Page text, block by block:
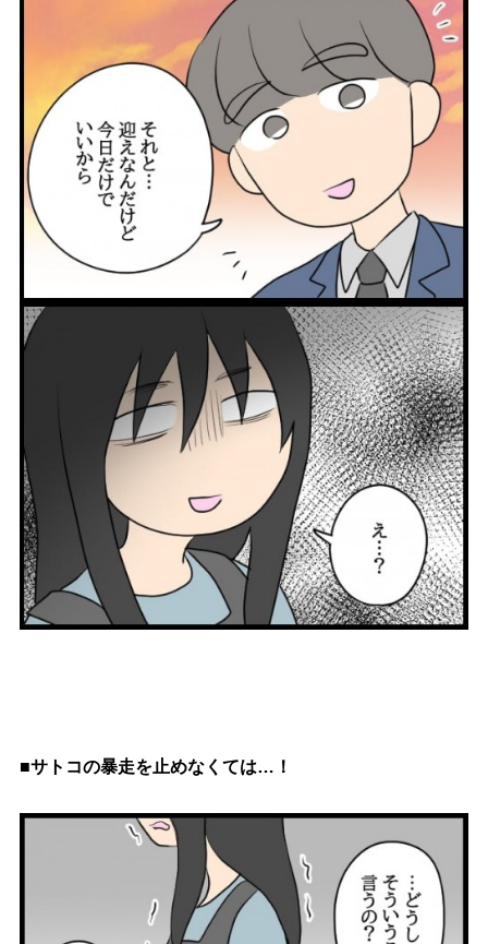
■サトコの暴走を止めなくては…！